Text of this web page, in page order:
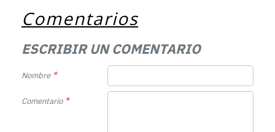
Comentarios
ESCRIBIR UN COMENTARIO
Nombre
Comentario